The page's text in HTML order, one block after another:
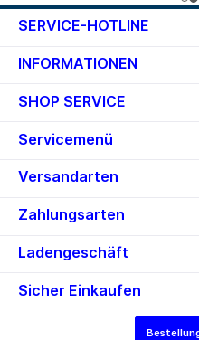
SERVICE-HOTLINE
INFORMATIONEN
SHOP SERVICE
Servicemenü
Versandarten
Zahlungsarten
Ladengeschäft
Sicher Einkaufen